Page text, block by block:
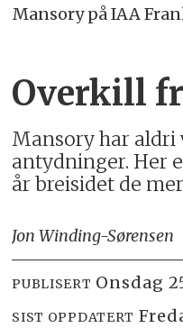
Mansory på IAA
Overkill
Mansory har
antydninger. Her
år breisidet de
Jon Winding-Sørensen
PUBLISERT onsdag
SIST OPPDATERT